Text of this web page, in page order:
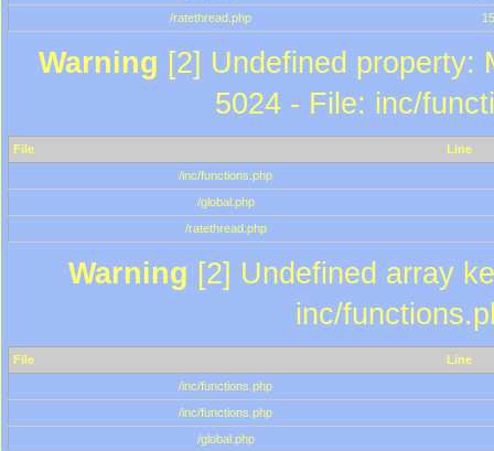
/ratethread.php
15
Warning [2] Undefined property:
5024 - File: inc/
File
Line
/inc/functions.php
/global.php
/ratethread.php
Warning [2] Undefined array
inc/
File
Line
/inc/functions.php
/inc/functions.php
/global.php